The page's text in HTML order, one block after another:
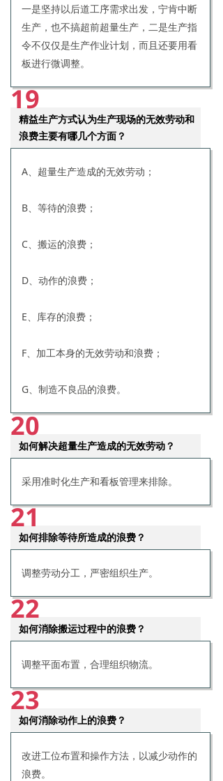
一是坚持以后道工序需求出发，宁肯中断
生产，也不搞超前超量生产，二是生产指
令不仅仅是生产作业计划，而且还要用看
板进行微调整。
19
精益生产方式认为生产现场的无效劳动和
浪费主要有哪几个方面？
A、超量生产造成的无效劳动；
B、等待的浪费；
C、搬运的浪费；
D、动作的浪费；
E、库存的浪费；
F、加工本身的无效劳动和浪费；
G、制造不良品的浪费。
20
如何解决超量生产造成的无效劳动？
采用准时化生产和看板管理来排除。
21
如何排除等待所造成的浪费？
调整劳动分工，严密组织生产。
22
如何消除搬运过程中的浪费？
调整平面布置，合理组织物流。
23
如何消除动作上的浪费？
改进工位布置和操作方法，以减少动作的
浪费。